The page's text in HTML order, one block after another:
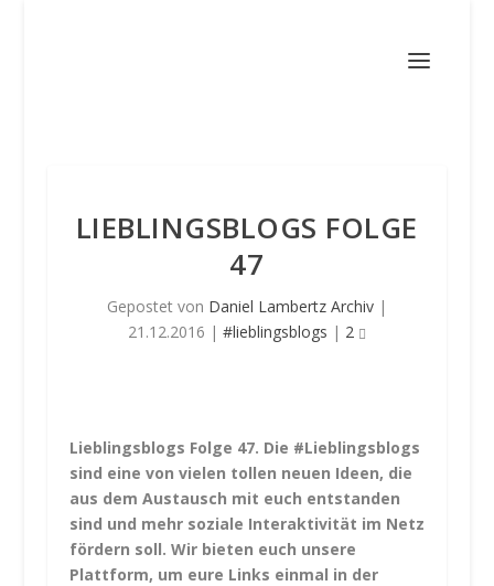
LIEBLINGSBLOGS FOLGE
47
Gepostet von Daniel Lambertz Archiv|
21.12.2016 | #lieblingsblogs | 2
Lieblingsblogs Folge 47. Die #Lieblingsblogs
sind eine von vielen tollen neuen Ideen, die
aus dem Austausch mit euch entstanden
sind und mehr soziale Interaktivität im Netz
fördern soll. Wir bieten euch unsere
Plattform, um eure Links einmal in der